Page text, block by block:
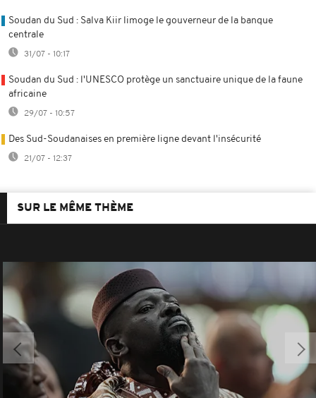
Soudan du Sud : Salva Kiir limoge le gouverneur de la banque
centrale
31/07 - 10:17
Soudan du Sud : l'UNESCO protège un sanctuaire unique de la faune
africaine
29/07 - 10:57
Des Sud-Soudanaises en première ligne devant l'insécurité
21/07 - 12:37
SUR LE MÊME THÈME